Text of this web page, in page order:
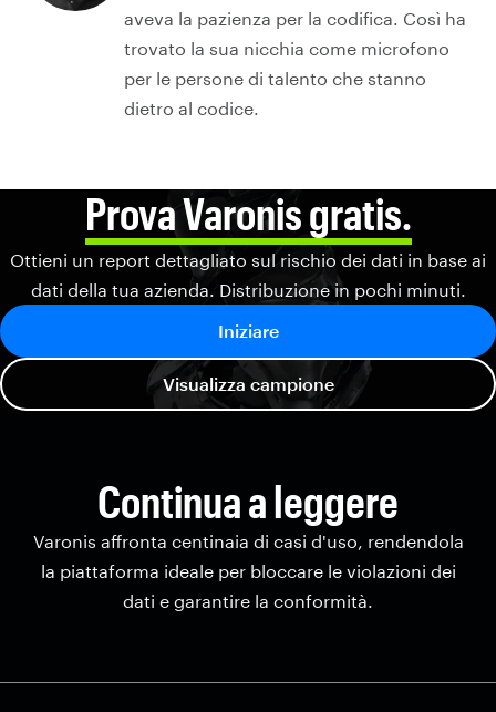
aveva la pazienza per la codifica. Così ha
trovato la sua nicchia come microfono
per le persone di talento che stanno
dietro al codice.
Prova Varonis gratis.
Ottieni un report dettagliato sul rischio dei dati in base ai
dati della tua azienda. Distribuzione in pochi minuti.
Iniziare
Visualizza campione
Continua a leggere
Varonis affronta centinaia di casi d'uso, rendendola
la piattaforma ideale per bloccare le violazioni dei
dati e garantire la conformità.